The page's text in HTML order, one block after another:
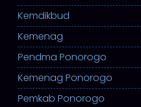
Kemdikbud
Kemenag
Pendma Ponorogo
Kemenag Ponorogo
Pemkab Ponorogo